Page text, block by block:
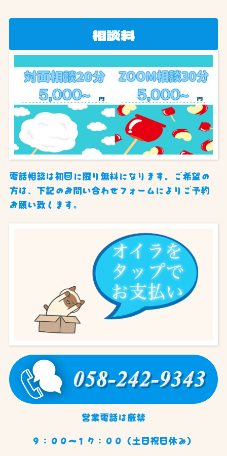
相談料
電話相談は初回に限り無料になります。ご希望の
方は、下記のお問い合わせフォームによりご予約
お願い致します。
営業電話は厳禁
９：００〜１７：００（土日祝日休み）